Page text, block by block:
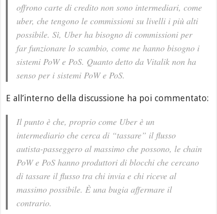
offrono carte di credito non sono intermediari, come
uber, che tengono le commissioni su livelli i più alti
possibile. Sì, Uber ha bisogno di commissioni per
far funzionare lo scambio, come ne hanno bisogno i
sistemi PoW e PoS. Quanto detto da Vitalik non ha
senso per i sistemi PoW e PoS.
E all’interno della discussione ha poi commentato:
Il punto è che, proprio come Uber è un
intermediario che cerca di “tassare” il flusso
autista-passeggero al massimo che possono, le chain
PoW e PoS hanno produttori di blocchi che cercano
di tassare il flusso tra chi invia e chi riceve al
massimo possibile. È una bugia affermare il
contrario.